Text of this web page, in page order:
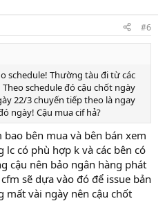
#6
schedule! Thường tàu đi từ các
schedule đó cậu chốt ngày
22/3 chuyến tiếp theo là ngay
ngày! Cậu mua cif hả?
bên mua và bên bán xem
lc có phù hợp k và các bên có
cậu nên bảo ngân hàng phát
sẽ dựa vào đó để issue bản
mất vài ngày nên cậu chốt